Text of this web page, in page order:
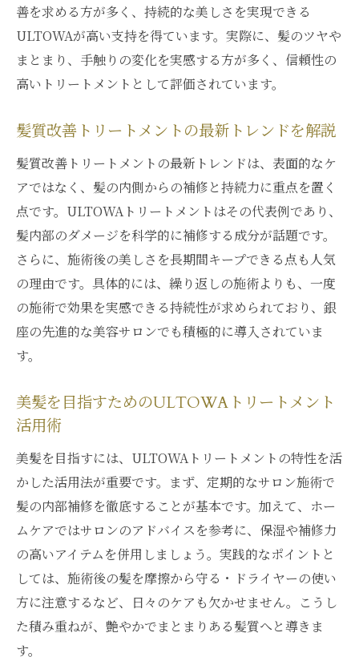
善を求める方が多く、持続的な美しさを実現できる
ULTOWAが高い支持を得ています。実際に、髪のツヤや
まとまり、手触りの変化を実感する方が多く、信頼性の
高いトリートメントとして評価されています。
髪質改善トリートメントの最新トレンドを解説
髪質改善トリートメントの最新トレンドは、表面的なケ
アではなく、髪の内側からの補修と持続力に重点を置く
点です。ULTOWAトリートメントはその代表例であり、
髪内部のダメージを科学的に補修する成分が話題です。
さらに、施術後の美しさを長期間キープできる点も人気
の理由です。具体的には、繰り返しの施術よりも、一度
の施術で効果を実感できる持続性が求められており、銀
座の先進的な美容サロンでも積極的に導入されていま
す。
美髪を目指すためのULTOWAトリートメント
活用術
美髪を目指すには、ULTOWAトリートメントの特性を活
かした活用法が重要です。まず、定期的なサロン施術で
髪の内部補修を徹底することが基本です。加えて、ホー
ムケアではサロンのアドバイスを参考に、保湿や補修力
の高いアイテムを併用しましょう。実践的なポイントと
しては、施術後の髪を摩擦から守る・ドライヤーの使い
方に注意するなど、日々のケアも欠かせません。こうし
た積み重ねが、艶やかでまとまりある髪質へと導きま
す。